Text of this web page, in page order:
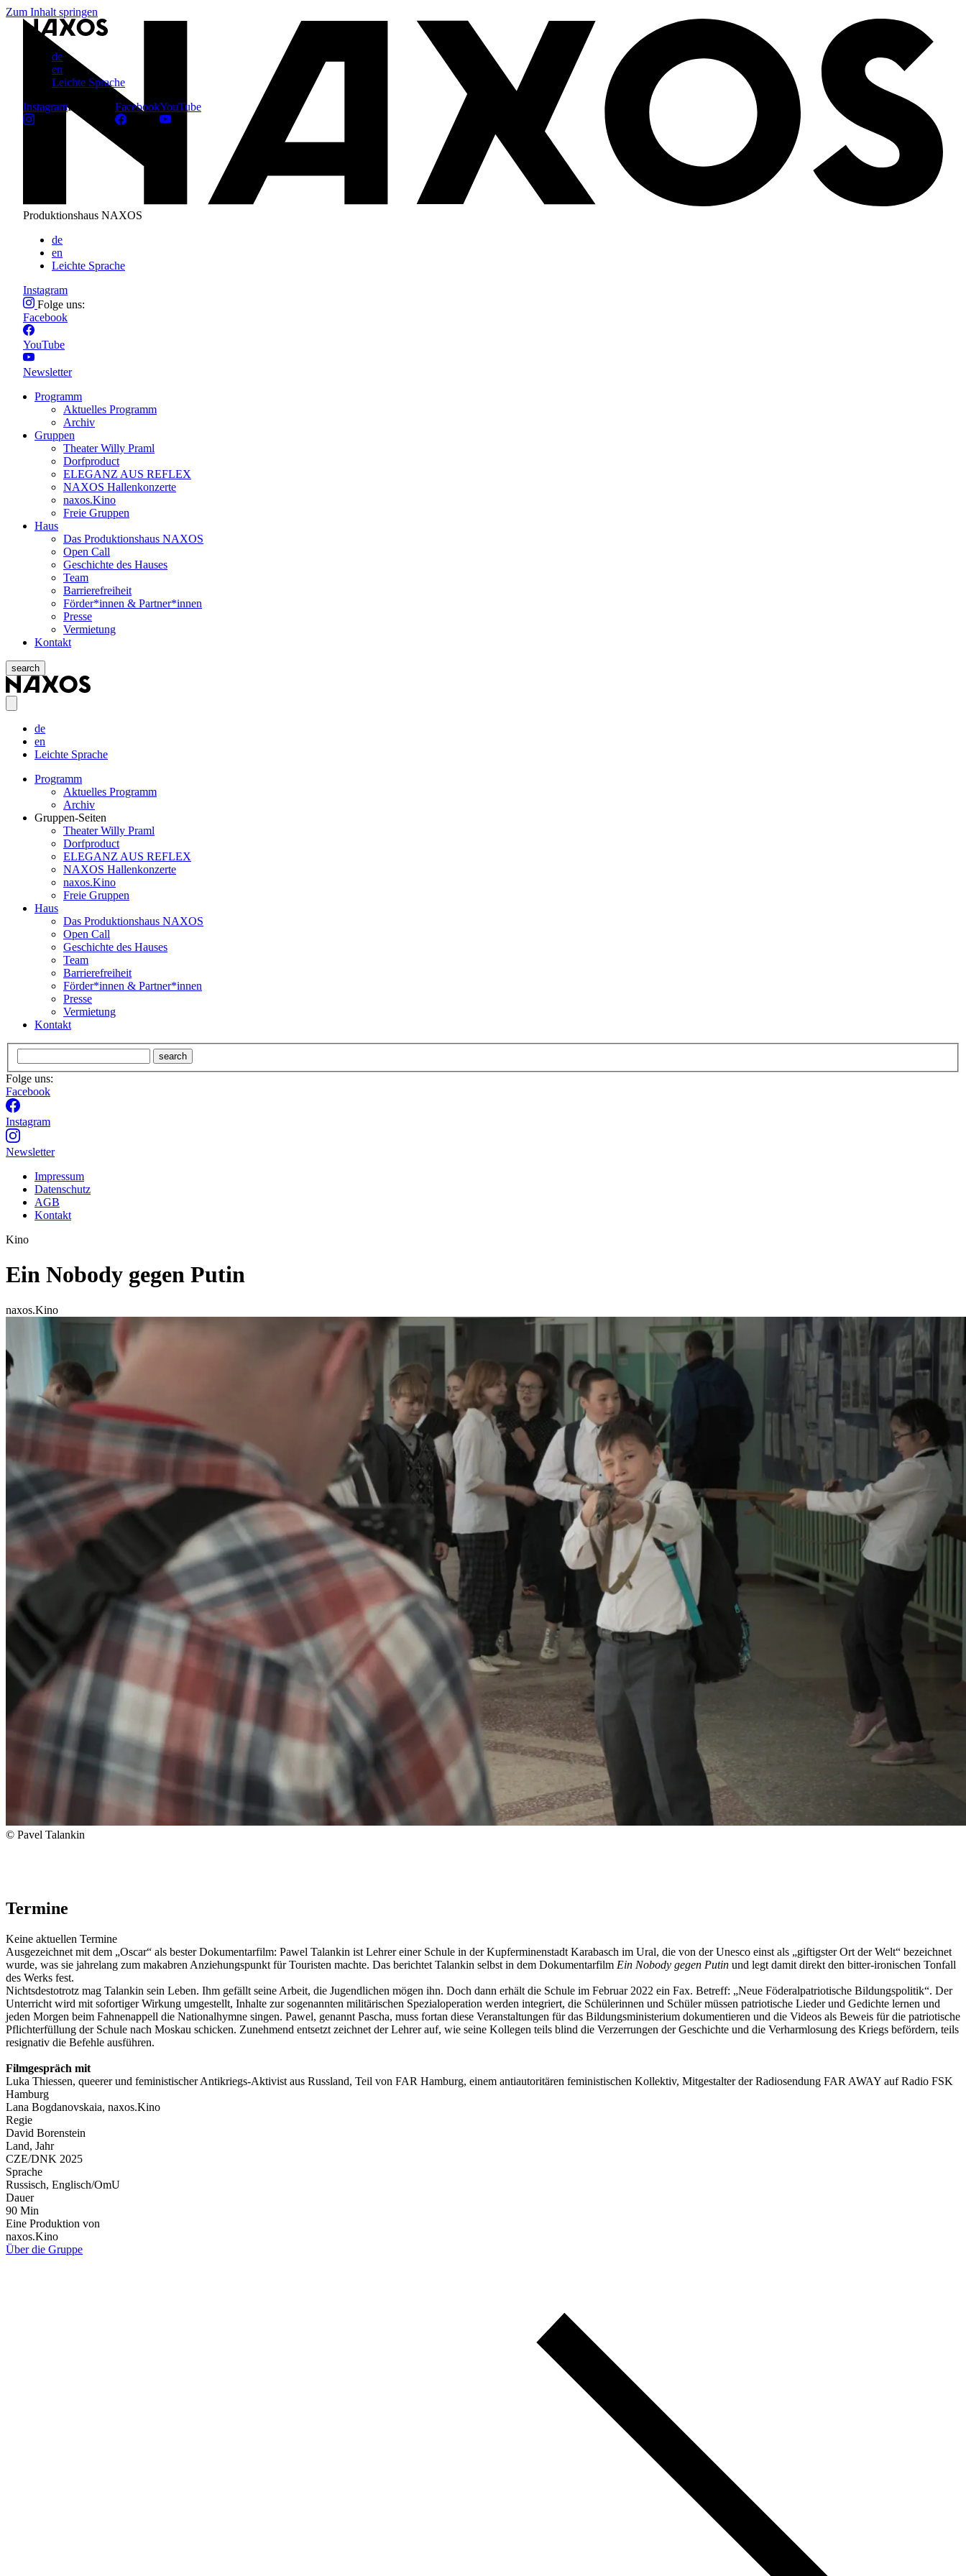
Zum Inhalt springen
de
en
Leichte Sprache
InstagramFolge uns: FacebookYouTube
Produktionshaus NAXOS
de
en
Leichte Sprache
Instagram
Folge uns:
Facebook
YouTube
Newsletter
Programm
Aktuelles Programm
Archiv
Gruppen
Theater Willy Praml
Dorfproduct
ELEGANZ AUS REFLEX
NAXOS Hallenkonzerte
naxos.Kino
Freie Gruppen
Haus
Das Produktionshaus NAXOS
Open Call
Geschichte des Hauses
Team
Barrierefreiheit
Förder*innen & Partner*innen
Presse
Vermietung
Kontakt
search
de
en
Leichte Sprache
Programm
Aktuelles Programm
Archiv
Gruppen-Seiten
Theater Willy Praml
Dorfproduct
ELEGANZ AUS REFLEX
NAXOS Hallenkonzerte
naxos.Kino
Freie Gruppen
Haus
Das Produktionshaus NAXOS
Open Call
Geschichte des Hauses
Team
Barrierefreiheit
Förder*innen & Partner*innen
Presse
Vermietung
Kontakt
search
Folge uns:
Facebook
Instagram
Newsletter
Impressum
Datenschutz
AGB
Kontakt
Kino
Ein Nobody gegen Putin
naxos.Kino
© Pavel Talankin
Termine
Keine aktuellen Termine
Ausgezeichnet mit dem „Oscar“ als bester Dokumentarfilm: Pawel Talankin ist Lehrer einer Schule in der Kupferminenstadt Karabasch im Ural, die von der Unesco einst als „giftigster Ort der Welt“ bezeichnet
wurde, was sie jahrelang zum makabren Anziehungspunkt für Touristen machte. Das berichtet Talankin selbst in dem Dokumentarfilm Ein Nobody gegen Putin und legt damit direkt den bitter-ironischen Tonfall
des Werks fest.
Nichtsdestotrotz mag Talankin sein Leben. Ihm gefällt seine Arbeit, die Jugendlichen mögen ihn. Doch dann erhält die Schule im Februar 2022 ein Fax. Betreff: „Neue Föderalpatriotische Bildungspolitik“. Der
Unterricht wird mit sofortiger Wirkung umgestellt, Inhalte zur sogenannten militärischen Spezialoperation werden integriert, die Schülerinnen und Schüler müssen patriotische Lieder und Gedichte lernen und
jeden Morgen beim Fahnenappell die Nationalhymne singen. Pawel, genannt Pascha, muss fortan diese Veranstaltungen für das Bildungsministerium dokumentieren und die Videos als Beweis für die patriotische
Pflichterfüllung der Schule nach Moskau schicken. Zunehmend entsetzt zeichnet der Lehrer auf, wie seine Kollegen teils blind die Verzerrungen der Geschichte und die Verharmlosung des Kriegs befördern, teils
resignativ die Befehle ausführen.
Filmgespräch mit
Luka Thiessen, queerer und feministischer Antikriegs-Aktivist aus Russland, Teil von FAR Hamburg, einem antiautoritären feministischen Kollektiv, Mitgestalter der Radiosendung FAR AWAY auf Radio FSK
Hamburg
Lana Bogdanovskaia, naxos.Kino
Regie
David Borenstein
Land, Jahr
CZE/DNK 2025
Sprache
Russisch, Englisch/OmU
Dauer
90 Min
Eine Produktion von
naxos.Kino
Über die Gruppe